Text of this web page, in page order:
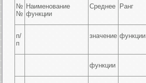
№
№
Наименование
функции
Среднее Ранг
п/
п
значение функции
функции